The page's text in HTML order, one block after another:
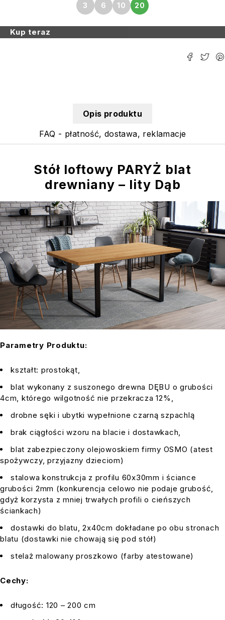
3 6 10 20
Kup teraz
Opis produktu
FAQ - płatność, dostawa, reklamacje
Stół loftowy PARYŻ blat
drewniany – lity Dąb
Parametry Produktu:
kształt: prostokąt,
blat wykonany z suszonego drewna DĘBU o grubości
4cm, którego wilgotność nie przekracza 12%,
drobne sęki i ubytki wypełnione czarną szpachlą
brak ciągłości wzoru na blacie i dostawkach,
blat zabezpieczony olejowoskiem firmy OSMO (atest
spożywczy, przyjazny dzieciom)
stalowa konstrukcja z profilu 60x30mm i ściance
grubości 2mm (konkurencja celowo nie podaje grubość,
gdyż korzysta z mniej trwałych profili o cieńszych
ściankach)
dostawki do blatu, 2x40cm dokładane po obu stronach
blatu (dostawki nie chowają się pod stół)
stelaż malowany proszkowo (farby atestowane)
Cechy:
długość: 120 – 200 cm